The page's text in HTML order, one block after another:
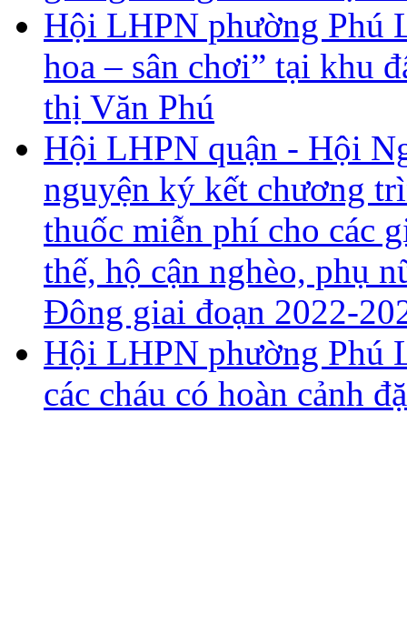
Hội LHPN phường Phú
hoa – sân chơi” tại khu
thị Văn Phú
Hội LHPN quận - Hội
nguyện ký kết chương
thuốc miễn phí cho các
thế, hộ cận nghèo, phụ
Đông giai đoạn 2022-
Hội LHPN phường Phú
các cháu có hoàn cảnh